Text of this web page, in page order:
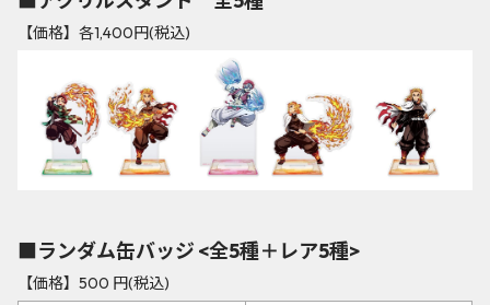
【価格】各1,400円(税込)
■ランダム缶バッジ <全5種＋レア5種>
【価格】500 円(税込)